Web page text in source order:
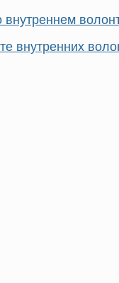
внутренних